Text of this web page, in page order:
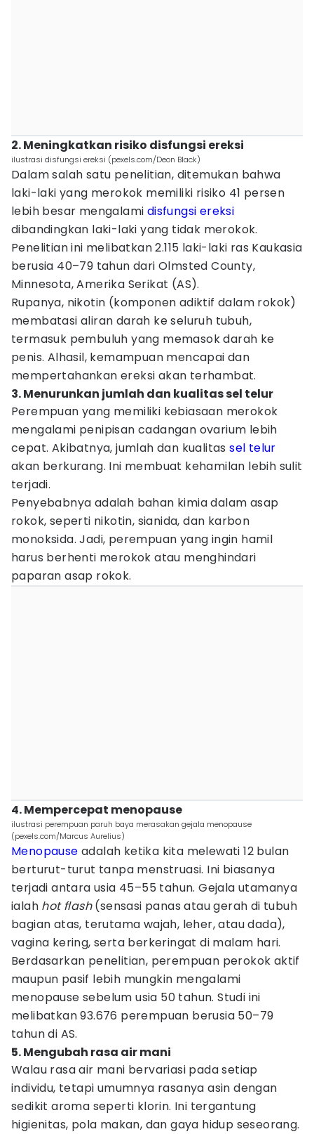
2. Meningkatkan risiko disfungsi ereksi
ilustrasi disfungsi ereksi (pexels.com/Deon Black)
Dalam salah satu penelitian, ditemukan bahwa
laki-laki yang merokok memiliki risiko 41 persen
lebih besar mengalami disfungsi ereksi
dibandingkan laki-laki yang tidak merokok.
Penelitian ini melibatkan 2.115 laki-laki ras Kaukasia
berusia 40–79 tahun dari Olmsted County,
Minnesota, Amerika Serikat (AS).
Rupanya, nikotin (komponen adiktif dalam rokok)
membatasi aliran darah ke seluruh tubuh,
termasuk pembuluh yang memasok darah ke
penis. Alhasil, kemampuan mencapai dan
mempertahankan ereksi akan terhambat.
3. Menurunkan jumlah dan kualitas sel telur
Perempuan yang memiliki kebiasaan merokok
mengalami penipisan cadangan ovarium lebih
cepat. Akibatnya, jumlah dan kualitassel telur
akan berkurang. Ini membuat kehamilan lebih sulit
terjadi.
Penyebabnya adalah bahan kimia dalam asap
rokok, seperti nikotin, sianida, dan karbon
monoksida. Jadi, perempuan yang ingin hamil
harus berhenti merokok atau menghindari
paparan asap rokok.
4. Mempercepat menopause
ilustrasi perempuan paruh baya merasakan gejala menopause
(pexels.com/Marcus Aurelius)
Menopause adalah ketika kita melewati 12 bulan
berturut-turut tanpa menstruasi. Ini biasanya
terjadi antara usia 45–55 tahun. Gejala utamanya
ialah hot flash(sensasi panas atau gerah di tubuh
bagian atas, terutama wajah, leher, atau dada),
vagina kering, serta berkeringat di malam hari.
Berdasarkan penelitian, perempuan perokok aktif
maupun pasif lebih mungkin mengalami
menopause sebelum usia 50 tahun. Studi ini
melibatkan 93.676 perempuan berusia 50–79
tahun di AS.
5. Mengubah rasa air mani
Walau rasa air mani bervariasi pada setiap
individu, tetapi umumnya rasanya asin dengan
sedikit aroma seperti klorin. Ini tergantung
higienitas, pola makan, dan gaya hidup seseorang.